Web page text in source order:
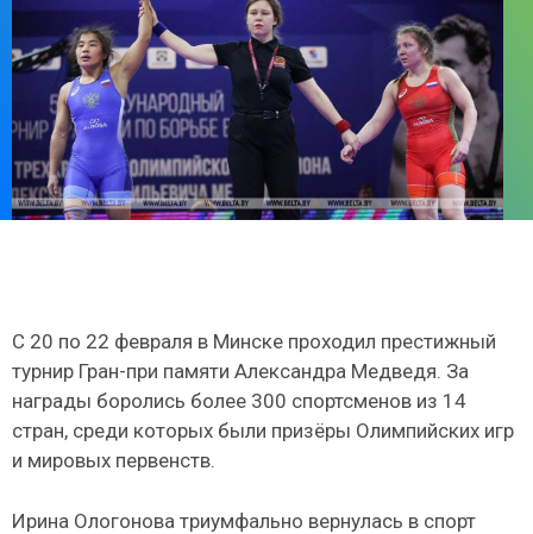
С 20 по 22 февраля в Минске проходил престижный
турнир Гран-при памяти Александра Медведя. За
награды боролись более 300 спортсменов из 14
стран, среди которых были призёры Олимпийских игр
и мировых первенств.
Ирина Ологонова триумфально вернулась в спорт